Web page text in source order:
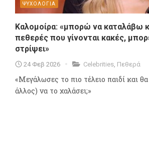
ΨΥΧΟΛΟΓΙΑ
Καλομοίρα: «μπορώ να καταλάβω
πεθερές που γίνονται κακές,
στρίψει»
24 Φεβ 2026 Celebrities Πεθερά
«Μεγάλωσες το πιο τέλειο παιδί και
άλλος) να το χαλάσει;»